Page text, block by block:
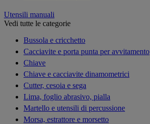
Utensili manuali
Vedi tutte le categorie
Bussola e cricchetto
Cacciavite e porta punta per avvitamento
Chiave
Chiave e cacciavite dinamometrici
Cutter, cesoia e sega
Lima, foglio abrasivo, pialla
Martello e utensili di percussione
Morsa, estrattore e morsetto